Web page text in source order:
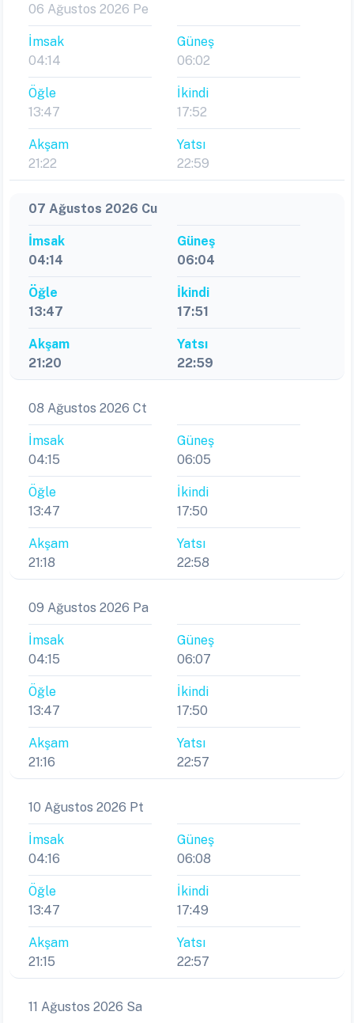
06 Ağustos 2026 Pe
İmsak
04:14
Güneş
06:02
Öğle
13:47
İkindi
17:52
Akşam
21:22
Yatsı
22:59
07 Ağustos 2026 Cu
İmsak
04:14
Güneş
06:04
Öğle
13:47
İkindi
17:51
Akşam
21:20
Yatsı
22:59
08 Ağustos 2026 Ct
İmsak
04:15
Güneş
06:05
Öğle
13:47
İkindi
17:50
Akşam
21:18
Yatsı
22:58
09 Ağustos 2026 Pa
İmsak
04:15
Güneş
06:07
Öğle
13:47
İkindi
17:50
Akşam
21:16
Yatsı
22:57
10 Ağustos 2026 Pt
İmsak
04:16
Güneş
06:08
Öğle
13:47
İkindi
17:49
Akşam
21:15
Yatsı
22:57
11 Ağustos 2026 Sa